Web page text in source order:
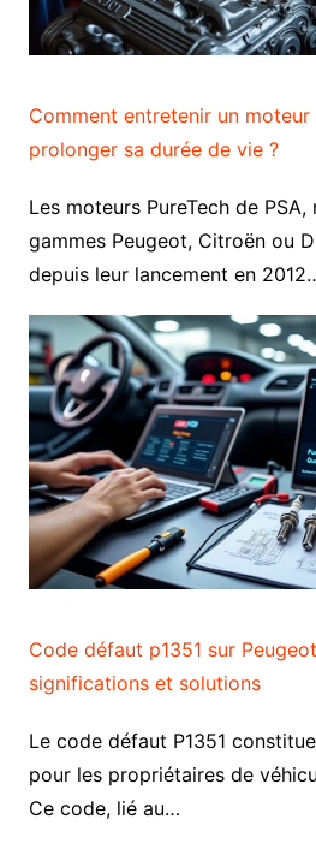
Comment entretenir un
prolonger sa durée de vie ?
Les moteurs PureTech de
gammes Peugeot, Citroën ou
depuis leur lancement en
Code défaut p1351 sur
significations et solutions
Le code défaut P1351
pour les propriétaires de
Ce code, lié au…